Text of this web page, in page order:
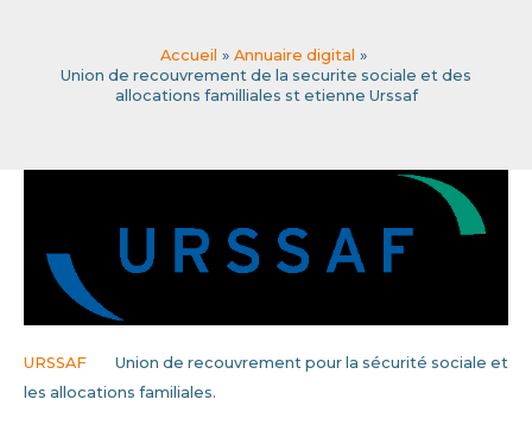
Accueil
Annuaire digital
Union de recouvrement de la securite sociale et des
allocations familliales st etienne Urssaf
URSSAF Union de recouvrement pour la sécurité sociale et
les allocations familiales.